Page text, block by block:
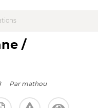
/
Par mathou